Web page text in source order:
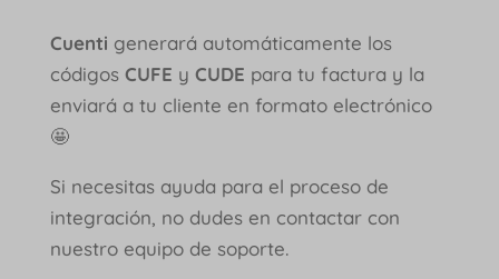
Cuenti generará automáticamente los
códigos CUFE y CUDE para tu factura y la
enviará a tu cliente en formato electrónico
🤩
Si necesitas ayuda para el proceso de
integración, no dudes en contactar con
nuestro equipo de soporte.